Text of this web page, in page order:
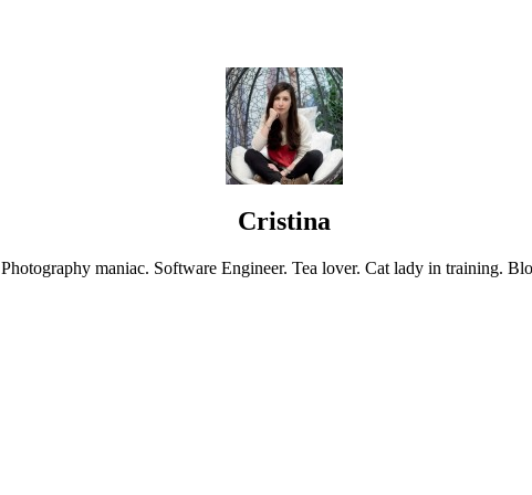
Cristina
Photography maniac. Software Engineer. Tea lover. Cat lady in training.